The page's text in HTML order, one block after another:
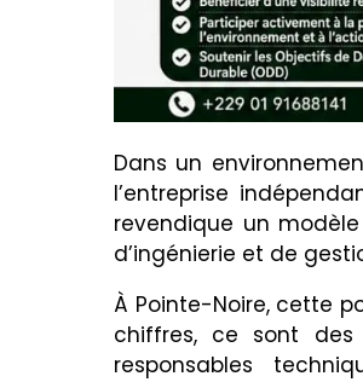
Dans un
l’entreprise
revendique un
d’ingénierie et de
À Pointe-Noire, cette
chiffres, ce sont des
responsables